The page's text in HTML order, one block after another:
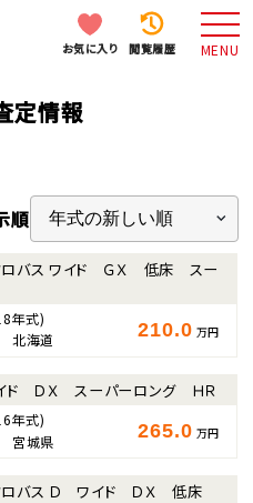
お気に入り 閲覧履歴 MENU
定情報
順
ロバス ワイド ＧＸ 低床 スー
年式)
北海道 210.0 万円
イド ＤＸ スーパーロング ＨＲ
年式)
宮城県 265.0 万円
ロバス Ｄ ワイド ＤＸ 低床